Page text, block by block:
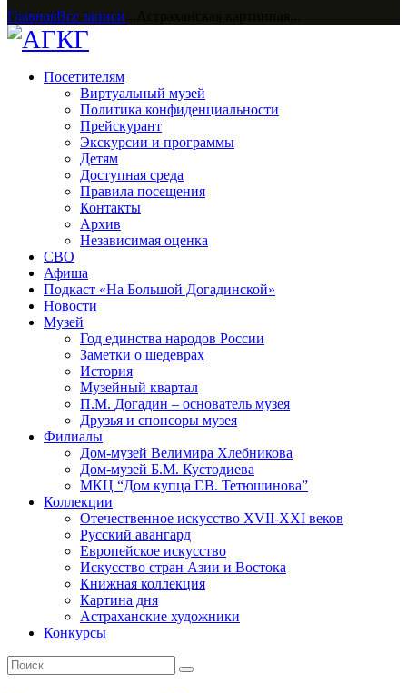
ГлавнаяВсе записи
Посетителям
Виртуальный музей
Политика конфиденциальности
Прейскурант
Экскурсии и программы
Детям
Доступная среда
Правила посещения
Контакты
Архив
Независимая оценка
СВО
Афиша
Подкаст «На Большой Догадинской»
Новости
Музей
Год единства народов России
Заметки о шедеврах
История
Музейный квартал
П.М. Догадин – основатель музея
Друзья и спонсоры музея
Филиалы
Дом-музей Велимира Хлебникова
Дом-музей Б.М. Кустодиева
МКЦ “Дом купца Г.В. Тетюшинова”
Коллекции
Отечественное искусство XVII-XXI веков
Русский авангард
Европейское искусство
Искусство стран Азии и Востока
Книжная коллекция
Картина дня
Астраханские художники
Конкурсы